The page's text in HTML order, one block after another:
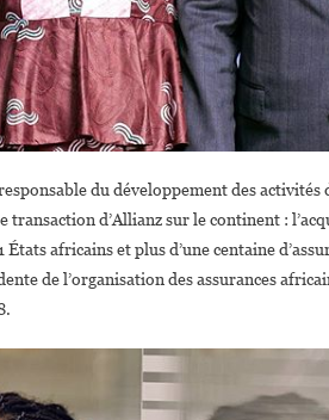
du développement des
transaction d’Allianz sur le continent :
africains et plus d’une centaine
de l’organisation des assurances